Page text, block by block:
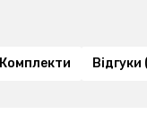
Комплекти Відгуки